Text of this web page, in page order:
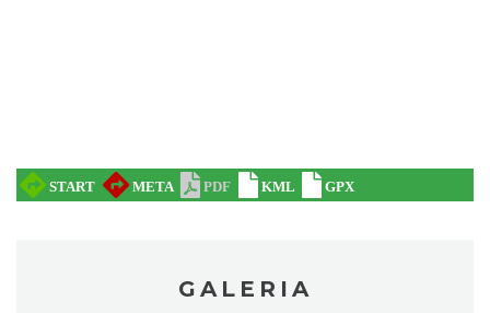
Pokazy tradycji - pokaz pszczelarski w
Muzeum Beskidzkim
GALERIA